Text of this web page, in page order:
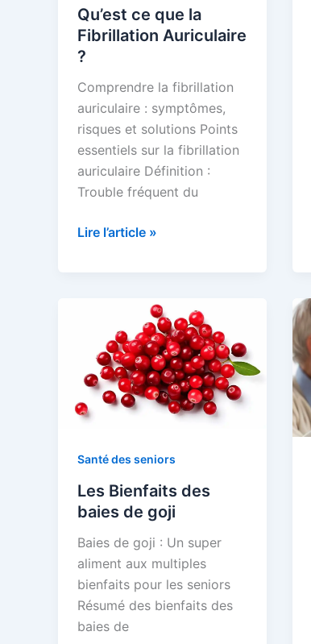
Qu’est ce que la
Fibrillation Auriculaire
?
Comprendre la fibrillation
auriculaire : symptômes,
risques et solutions Points
essentiels sur la fibrillation
auriculaire Définition :
Trouble fréquent du
Qu’est
Auriculaire
Lire l’article »
Santé des seniors
Les Bienfaits des
baies de goji
Baies de goji : Un super
aliment aux multiples
bienfaits pour les seniors
Résumé des bienfaits des
baies de